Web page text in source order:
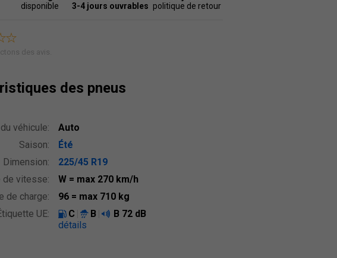
disponible
3-4 jours ouvrables politique de retour
des avis.
des pneus
véhicule:
Auto
Saison:
Été
Dimension:
225/45 R19
de vitesse:
W = max 270 km/h
de charge:
96 = max 710 kg
UE:
C B B 72 dB
détails